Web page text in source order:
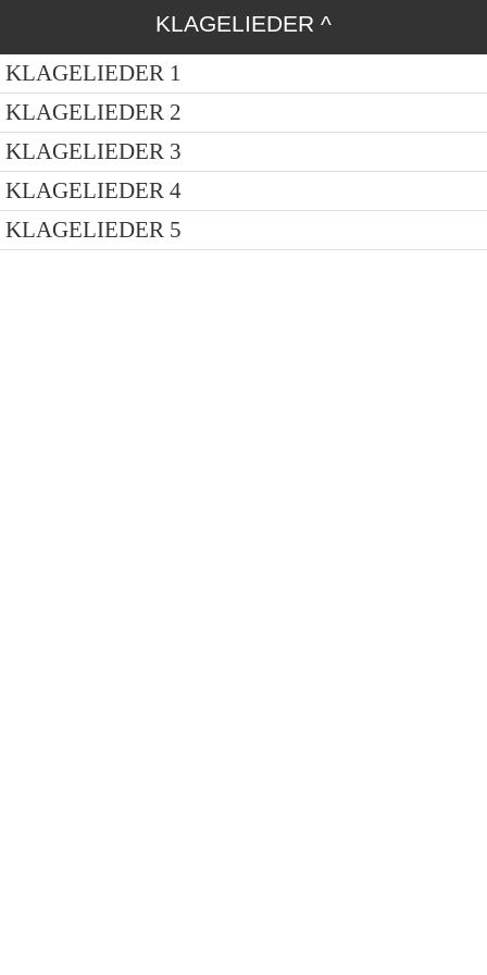
KLAGELIEDER ^
KLAGELIEDER 1
KLAGELIEDER 2
KLAGELIEDER 3
KLAGELIEDER 4
KLAGELIEDER 5